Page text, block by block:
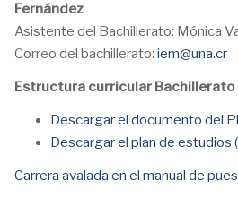
Fernández
Asistente del Bachillerato: Mónica
Correo del bachillerato: iem@una.cr
Estructura curricular Bachillerato
Descargar el documento del
Descargar el plan de estudios
Carrera avalada en el manual de